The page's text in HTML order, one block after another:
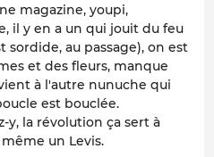
magazine, youpi,
il y en a un qui jouit du feu
au passage), on est
et des fleurs, manque
à l'autre nunuche qui
est bouclée.
y, la révolution ça sert à
un Levis.